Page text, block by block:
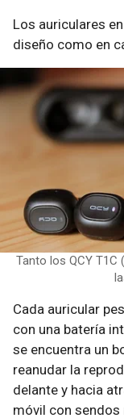
Los auriculares
diseño como en
Tanto los QCY T1C
Cada auricular
con una batería
se encuentra un
reanudar la
delante y hacia
móvil con